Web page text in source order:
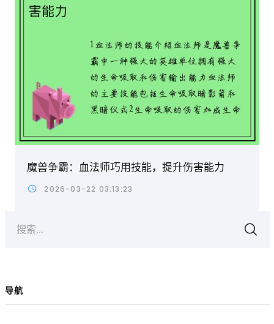
魔兽争霸：血法师巧用技能，提升伤害能力
2026-03-22 03:13:23
搜索...
导航